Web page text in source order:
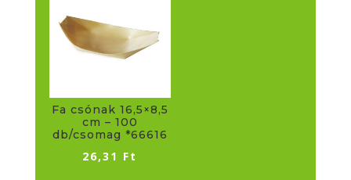
Fa csónak 16,5×8,5
cm – 100
db/csomag *66616
26,31 Ft